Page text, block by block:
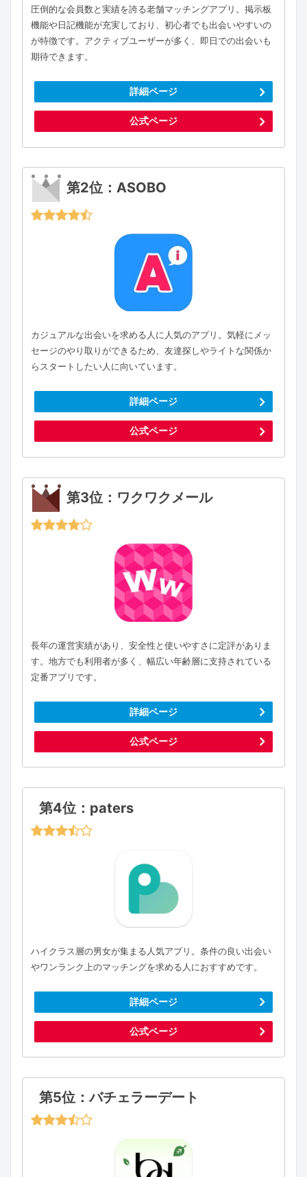
圧倒的な会員数と実績を誇る老舗マッチングアプリ。掲示板
機能や日記機能が充実しており、初心者でも出会いやすいの
が特徴です。アクティブユーザーが多く、即日での出会いも
期待できます。
詳細ページ
公式ページ
第2位：ASOBO
カジュアルな出会いを求める人に人気のアプリ。気軽にメッ
セージのやり取りができるため、友達探しやライトな関係か
らスタートしたい人に向いています。
詳細ページ
公式ページ
第3位：ワクワクメール
長年の運営実績があり、安全性と使いやすさに定評がありま
す。地方でも利用者が多く、幅広い年齢層に支持されている
定番アプリです。
詳細ページ
公式ページ
第4位：paters
ハイクラス層の男女が集まる人気アプリ。条件の良い出会い
やワンランク上のマッチングを求める人におすすめです。
詳細ページ
公式ページ
第5位：バチェラーデート